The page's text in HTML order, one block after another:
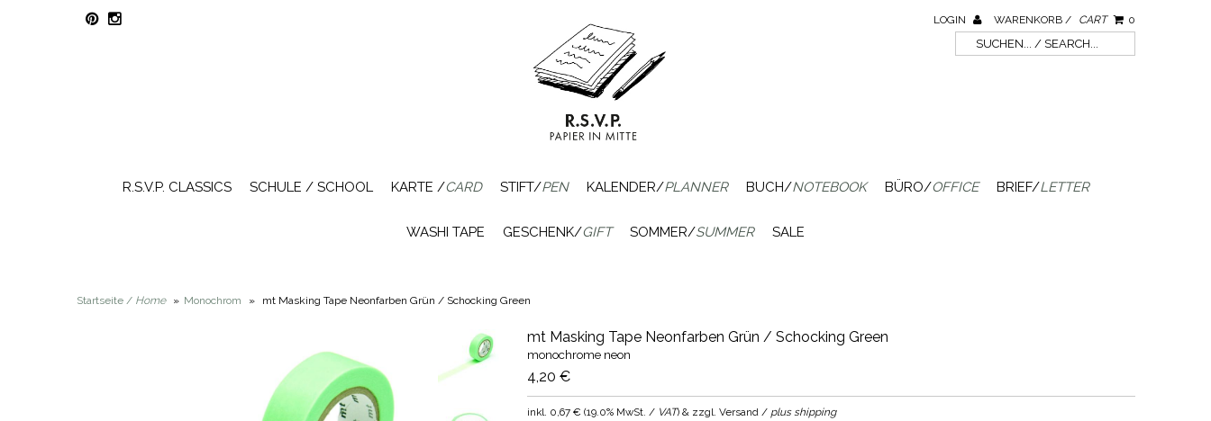
LOGIN WARENKORB / CART 0
R.S.V.P. CLASSICS SCHULE / SCHOOL KARTE /CARD STIFT/PEN KALENDER/PLANNER BUCH/NOTEBOOK BÜRO/OFFICE BRIEF/LETTER
WASHI TAPE GESCHENK/GIFT SOMMER/SUMMER SALE
Startseite / Home » Monochrom » mt Masking Tape Neonfarben Grün / Schocking Green
mt Masking Tape Neonfarben Grün / Schocking Green
monochrome neon
4,20 €
inkl. 0,67 € (19.0% MwSt. / VAT) & zzgl. Versand / plus shipping